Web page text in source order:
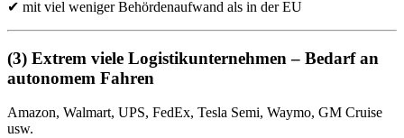
✔ mit viel weniger Behördenaufwand als in der EU
(3) Extrem viele Logistikunternehmen – Bedarf an
autonomem Fahren
Amazon, Walmart, UPS, FedEx, Tesla Semi, Waymo, GM Cruise
usw.